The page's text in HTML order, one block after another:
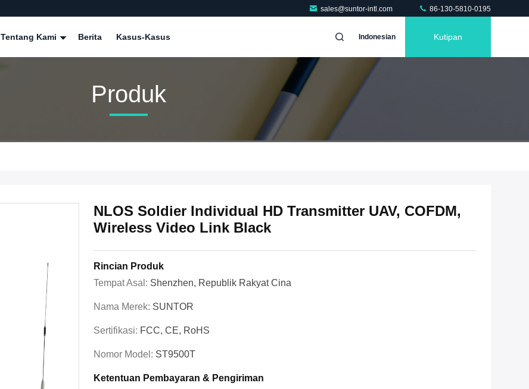
sales@suntor-intl.com 86-130-5810-0195
Tentang Kami Berita Kasus-Kasus Indonesian Kutipan
Produk
NLOS Soldier Individual HD Transmitter UAV, COFDM,
Wireless Video Link Black
Rincian Produk
Tempat Asal: Shenzhen, Republik Rakyat Cina
Nama Merek: SUNTOR
Sertifikasi: FCC, CE, RoHS
Nomor Model: ST9500T
Ketentuan Pembayaran & Pengiriman